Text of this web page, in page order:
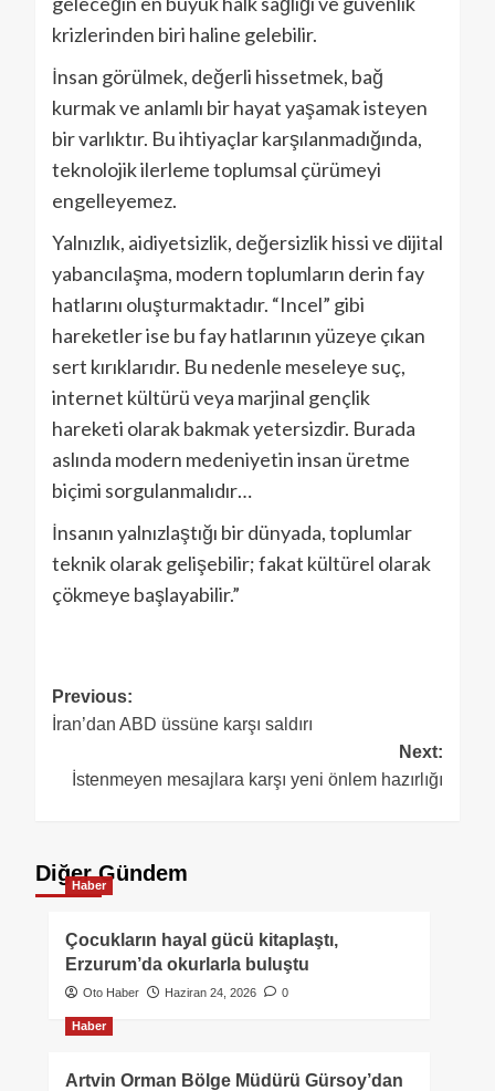
krizlerinden biri haline gelebilir.
İnsan görülmek, değerli hissetmek, bağ
kurmak ve anlamlı bir hayat yaşamak isteyen
bir varlıktır. Bu ihtiyaçlar karşılanmadığında,
teknolojik ilerleme toplumsal çürümeyi
engelleyemez.
Yalnızlık, aidiyetsizlik, değersizlik hissi ve dijital
yabancılaşma, modern toplumların derin fay
hatlarını oluşturmaktadır. “Incel” gibi
hareketler ise bu fay hatlarının yüzeye çıkan
sert kırıklarıdır. Bu nedenle meseleye suç,
internet kültürü veya marjinal gençlik
hareketi olarak bakmak yetersizdir. Burada
aslında modern medeniyetin insan üretme
biçimi sorgulanmalıdır…
İnsanın yalnızlaştığı bir dünyada, toplumlar
teknik olarak gelişebilir; fakat kültürel olarak
çökmeye başlayabilir.”
Previous:
İran’dan ABD üssüne karşı saldırı
Next:
İstenmeyen mesajlara karşı yeni önlem hazırlığı
Diğer Gündem
Haber
Çocukların hayal gücü kitaplaştı,
Erzurum’da okurlarla buluştu
Oto Haber Haziran 24, 2026 0
Haber
Artvin Orman Bölge Müdürü Gürsoy’dan